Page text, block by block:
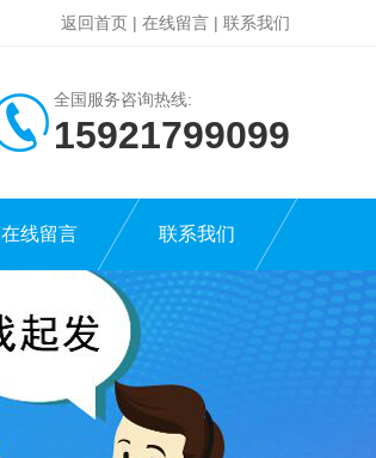
返回首页 | 在线留言 | 联系我们
全国服务咨询热线:
15921799099
在线留言 联系我们